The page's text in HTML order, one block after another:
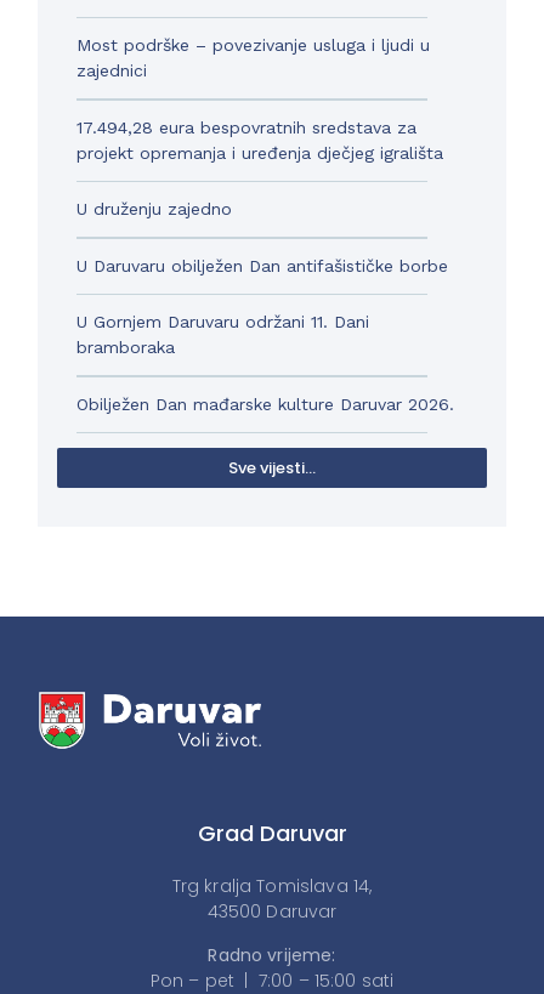
Most podrške – povezivanje usluga i ljudi u
zajednici
17.494,28 eura bespovratnih sredstava za
projekt opremanja i uređenja dječjeg igrališta
U druženju zajedno
U Daruvaru obilježen Dan antifašističke borbe
U Gornjem Daruvaru održani 11. Dani
bramboraka
Obilježen Dan mađarske kulture Daruvar 2026.
Sve vijesti...
Grad Daruvar
Trg kralja Tomislava 14,
43500 Daruvar
Radno vrijeme:
Pon – pet | 7:00 – 15:00 sati